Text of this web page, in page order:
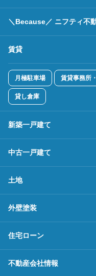
＼Because／ ニフティ不
賃貸
月極駐車場 賃貸事務所
貸し倉庫
新築一戸建て
中古一戸建て
土地
外壁塗装
住宅ローン
不動産会社情報